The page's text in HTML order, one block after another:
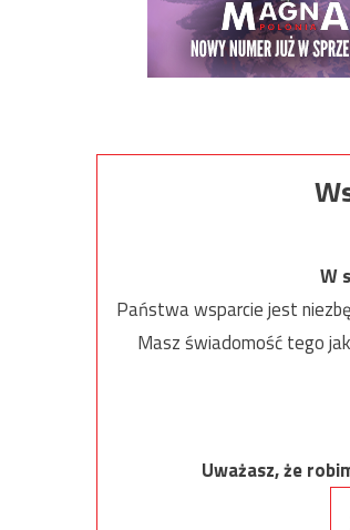
W
Państwa wsparcie jest
Masz świadomość tego
Uważasz, że